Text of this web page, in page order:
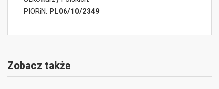
PIORiN: PL06/10/2349
Zobacz także